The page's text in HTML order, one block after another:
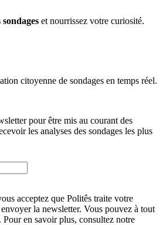
et nourrissez votre curiosité.
citoyenne de sondages en temps réel.
pour être mis au courant des
les analyses des sondages les plus
acceptez que Politês traite votre
la newsletter. Vous pouvez à tout
Pour en savoir plus, consultez notre